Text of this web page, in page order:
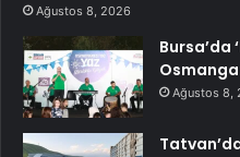
Ağustos 8, 2026
Bursa’da
Ağustos 8,